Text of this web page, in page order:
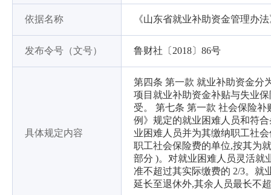
依据名称 《山东省就业补助资金管理办
发布令号（文号） 鲁财社〔2018〕86号
具体规定内容
第四条 第一款 就业补助资金分
项目就业补助资金补贴与失业
受。 第七条 第一款 社会保险
例》规定的就业困难人员和符
业困难人员并为其缴纳职工社
职工社会保险费的单位,按其为
部分 )。对就业困难人员灵活就
准不超过其实际缴费的 2/3。就
延长至退休外,其余人员最长不